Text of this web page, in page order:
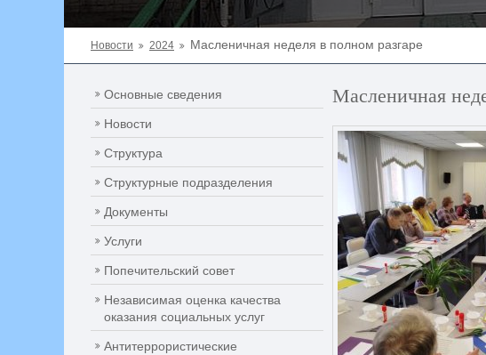
Новости 2024 Масленичная неделя в полном разгаре
Основные сведения
Новости
Структура
Структурные подразделения
Документы
Услуги
Попечительский совет
Независимая оценка качества
оказания социальных услуг
Антитеррористические
Масленичная